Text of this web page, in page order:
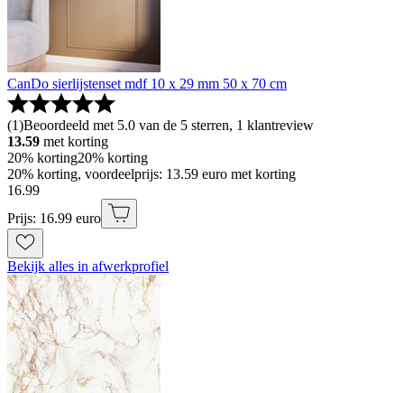
CanDo sierlijstenset mdf 10 x 29 mm 50 x 70 cm
(1)Beoordeeld met 5.0 van de 5 sterren, 1 klantreview
13.59 met korting
20% korting20% korting
20% korting, voordeelprijs: 13.59 euro met korting
16.99
Prijs: 16.99 euro
Bekijk alles in afwerkprofiel